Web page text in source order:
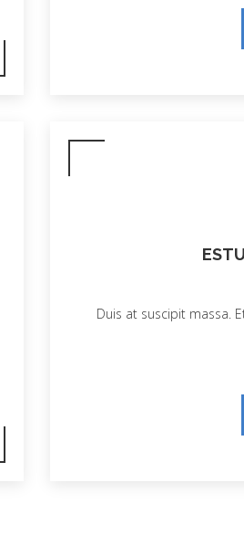
Duis at suscipit massa.